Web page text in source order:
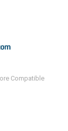
Compatible